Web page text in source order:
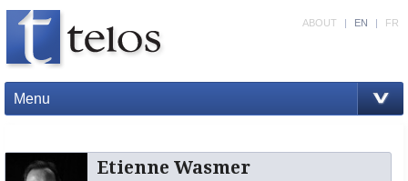
Menu
ABOUT | EN | FR
Etienne Wasmer